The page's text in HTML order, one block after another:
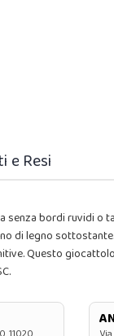
e Resi
senza bordi ruvidi o
di legno
Questo